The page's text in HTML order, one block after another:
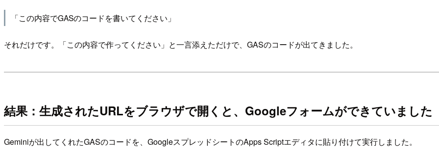
「この内容でGASのコードを書いてください」
それだけです。「この内容で作ってください」と一言添えただけで、GASのコードが出てきました。
結果：生成されたURLをブラウザで開くと、Googleフォームができていました
Geminiが出してくれたGASのコードを、GoogleスプレッドシートのApps Scriptエディタに貼り付けて実行しました。